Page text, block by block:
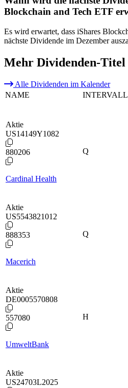
Blockchain and Tech ETF
Es wird erwartet, dass iShares
nächste Dividende im Dezember
Mehr Dividenden-Titel
Alle Dividenden im Kalender
NAME
INTERVALL
Aktie
US14149Y1082
880206
Cardinal Health
Q
Aktie
US5543821012
888353
Macerich
Q
Aktie
DE0005570808
557080
UmweltBank
H
Aktie
US24703L2025